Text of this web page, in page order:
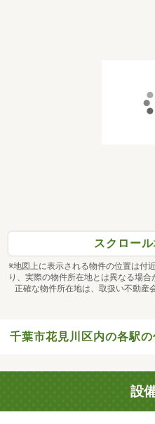
スクロー
※地図上に表示される物件の位置は付
り、実際の物件所在地とは異なる場合
正確な物件所在地は、取扱い不動産
千葉市花見川区内の各駅の
設